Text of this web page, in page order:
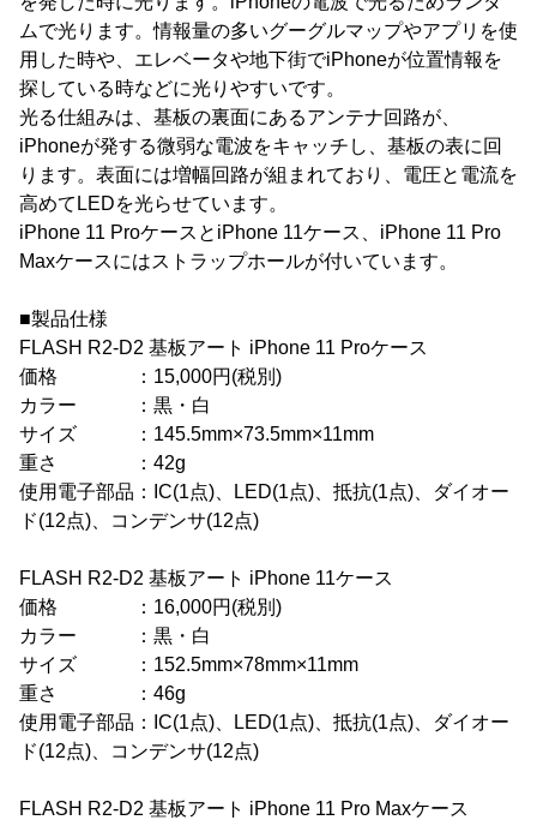
ムで光ります。情報量の多いグーグルマップやアプリを使
用した時や、エレベータや地下街でiPhoneが位置情報を
探している時などに光りやすいです。
光る仕組みは、基板の裏面にあるアンテナ回路が、
iPhoneが発する微弱な電波をキャッチし、基板の表に回
ります。表面には増幅回路が組まれており、電圧と電流を
高めてLEDを光らせています。
iPhone 11 ProケースとiPhone 11ケース、iPhone 11 Pro
Maxケースにはストラップホールが付いています。
■製品仕様
FLASH R2-D2 基板アート iPhone 11 Proケース
価格 ：15,000円(税別)
カラー ：黒・白
サイズ ：145.5mm×73.5mm×11mm
重さ ：42g
使用電子部品：IC(1点)、LED(1点)、抵抗(1点)、ダイオー
ド(12点)、コンデンサ(12点)
FLASH R2-D2 基板アート iPhone 11ケース
価格 ：16,000円(税別)
カラー ：黒・白
サイズ ：152.5mm×78mm×11mm
重さ ：46g
使用電子部品：IC(1点)、LED(1点)、抵抗(1点)、ダイオー
ド(12点)、コンデンサ(12点)
FLASH R2-D2 基板アート iPhone 11 Pro Maxケース